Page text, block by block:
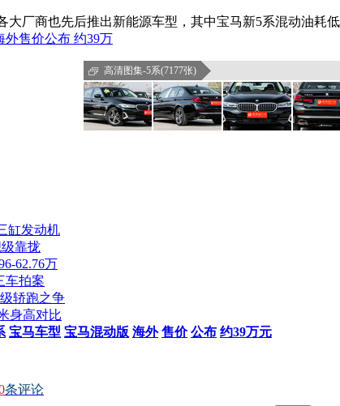
厂商也先后推出新能源车型，其中宝马新5系混动油耗低
高清图集-5系(7177张)
缸发动机
靠拢
62.76万
车拍案
轿跑之争
身高对比
宝马车型 宝马混动版 海外 售价 公布 约39万元
条评论